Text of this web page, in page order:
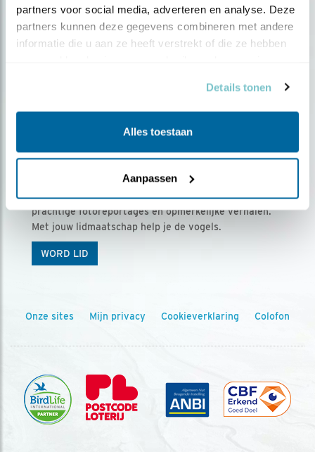
partners voor social media, adverteren en analyse. Deze
partners kunnen deze gegevens combineren met andere
informatie die u aan ze heeft verstrekt of die ze hebben
Details tonen
Alles toestaan
Aanpassen
Ontvang 5 x Vogels voor € 36,00 per jaar
Vogels is het tijdschrift voor onze leden, met
prachtige fotoreportages en opmerkelijke verhalen.
Met jouw lidmaatschap help je de vogels.
WORD LID
Onze sites Mijn privacy Cookieverklaring Colofon